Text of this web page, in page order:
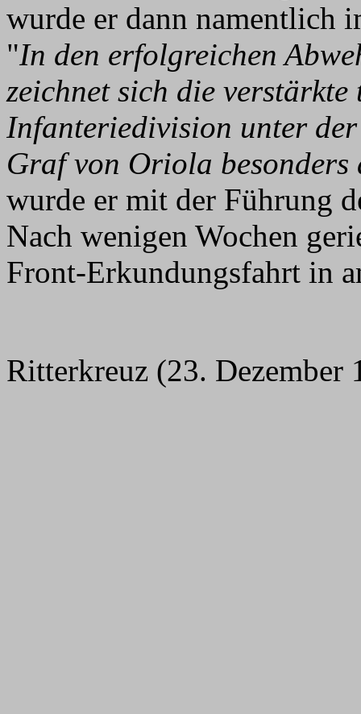
wurde er dann namentlich
"In den erfolgreichen
zeichnet sich die
Infanteriedivision unter
Graf von Oriola besonders
wurde er mit der Führung
Nach wenigen Wochen
Front-Erkundungsfahrt in
Ritterkreuz (23. Dezember